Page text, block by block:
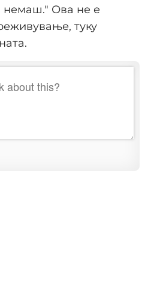
Ова не е
туку